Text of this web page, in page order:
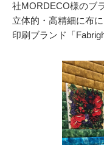
社MORDECO様のブ
立体的・高精細に布
印刷ブランド「